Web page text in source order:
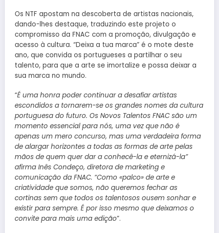
Os NTF apostam na descoberta de artistas nacionais,
dando-lhes destaque, traduzindo este projeto o
compromisso da FNAC com a promoção, divulgação e
acesso à cultura. “Deixa a tua marca” é o mote deste
ano, que convida os portugueses a partilhar o seu
talento, para que a arte se imortalize e possa deixar a
sua marca no mundo.
“É uma honra poder continuar a desafiar artistas
escondidos a tornarem-se os grandes nomes da cultura
portuguesa do futuro. Os Novos Talentos FNAC são um
momento essencial para nós, uma vez que não é
apenas um mero concurso, mas uma verdadeira forma
de alargar horizontes a todas as formas de arte pelas
mãos de quem quer dar a conhecê-la e eternizá-la”
afirma Inês Condeço, diretora de marketing e
comunicação da FNAC. “Como «palco» de arte e
criatividade que somos, não queremos fechar as
cortinas sem que todos os talentosos ousem sonhar e
existir para sempre. É por isso mesmo que deixamos o
convite para mais uma edição”.